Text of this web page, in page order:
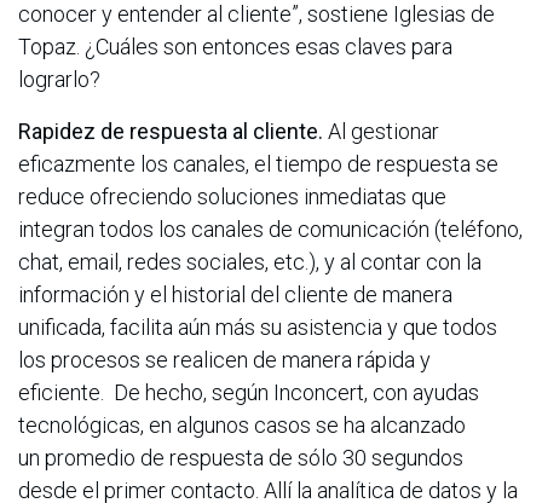
conocer y entender al cliente”, sostiene Iglesias de
Topaz. ¿Cuáles son entonces esas claves para
lograrlo?
Rapidez de respuesta al cliente. Al gestionar
eficazmente los canales, el tiempo de respuesta se
reduce ofreciendo soluciones inmediatas que
integran todos los canales de comunicación (teléfono,
chat, email, redes sociales, etc.), y al contar con la
información y el historial del cliente de manera
unificada, facilita aún más su asistencia y que todos
los procesos se realicen de manera rápida y
eficiente. De hecho, según Inconcert, con ayudas
tecnológicas, en algunos casos se ha alcanzado
un promedio de respuesta de sólo 30 segundos
desde el primer contacto. Allí la analítica de datos y la